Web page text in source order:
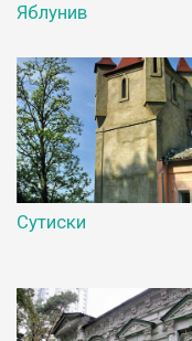
Яблунив
Сутиски